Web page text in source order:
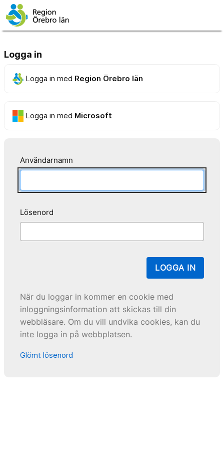
Logga in
Logga in med Region Örebro län
Logga in med Microsoft
Användarnamn
Lösenord
LOGGA IN
När du loggar in kommer en cookie med
inloggningsinformation att skickas till din
webbläsare. Om du vill undvika cookies, kan du
inte logga in på webbplatsen.
Glömt lösenord